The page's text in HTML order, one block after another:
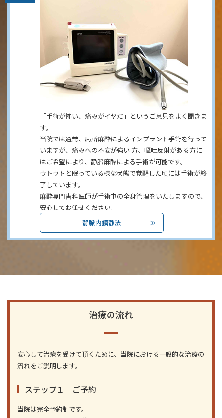
「手術が怖い、痛みがイヤだ」というご意見をよく聞きま
す。
当院では通常、局所麻酔によるインプラント手術を行って
いますが、痛みへの不安が強い 方、嘔吐反射がある方に
はご希望により、静脈麻酔による手術が可能です。
ウトウトと眠っている様な状態で覚醒した頃には手術が終
了しています。
麻酔専門歯科医師が手術中の全身管理をいたしますので、
安心してお任せください。
静脈内鎮静法
治療の流れ
安心して治療を受けて頂くために、当院における一般的な治療の
流れをご説明します。
ステップ１ ご予約
当院は完全予約制です。